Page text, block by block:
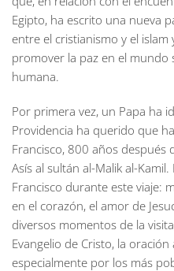
Egipto, ha escrito una nueva
entre el cristianismo y el
promover la paz en el
humana.
Por primera vez, un Papa ha
Providencia ha querido que
Francisco, 800 años después
Asís al sultán al-Malik al-
Francisco durante este viaje:
en el corazón, el amor de
diversos momentos de la
Evangelio de Cristo, la
especialmente por los más